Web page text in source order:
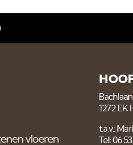
vloeren
Bachlaan
1272 EK
t.a.v.:
Tel: 06